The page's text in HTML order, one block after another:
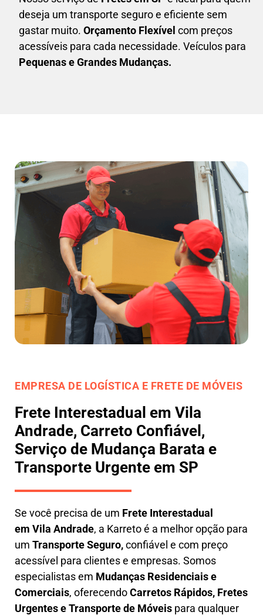
deseja um transporte seguro e eficiente sem
gastar muito. Orçamento Flexível com preços
acessíveis para cada necessidade. Veículos para
Pequenas e Grandes Mudanças.
EMPRESA DE LOGÍSTICA E FRETE DE MÓVEIS
Frete Interestadual em Vila
Andrade, Carreto Confiável,
Serviço de Mudança Barata e
Transporte Urgente em SP
Se você precisa de um Frete Interestadual
em Vila Andrade, a Karreto é a melhor opção para
um Transporte Seguro,confiável e com preço
acessível para clientes e empresas. Somos
especialistas em Mudanças Residenciais e
Comerciais, oferecendoCarretos Rápidos, Fretes
Urgentes e Transporte de Móveis para qualquer